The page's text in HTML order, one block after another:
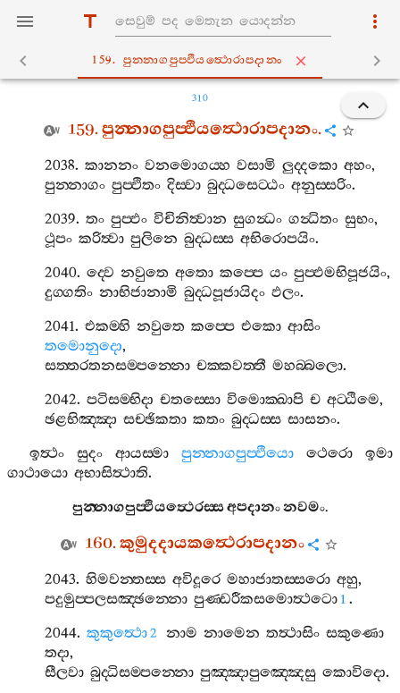
159. පුන‍්නාගපුප‍්ඵියත්‍ථොරාපදානං
310
159.පුන‍්නාගපුප‍්ඵියත්‍ථොරාපදානං.
2038.කානනං වනමොගය‍්හ වසාමි ලුද‍්දකො අහං,
පුන‍්නාගං පුප‍්ඵිතං දිස‍්වා බුද‍්ධසෙට‍්ඨං අනුස‍්සරිං.
2039.තං පුප‍්ඵං විචිනිත්‍වාන සුගන්‍ධං ගන්‍ධිතං සුභං,
ථූපං කරිත්‍වා පුලිනෙ බුද‍්ධස‍්ස අභිරොපයිං.
2040.ද‍්වෙ නවුතෙ අතො කප‍්පෙ යං පුප‍්ඵමභිපූජයිං,
දුග‍්ගතිං නාභිජානාමි බුද‍්ධපූජායිදං ඵලං.
2041.එකම‍්හි නවුතෙ කප‍්පෙ එකො ආසිං
තමොනුදො,
සත‍්තරතනසම‍්පන‍්නො චක‍්කවත‍්තී මහබ‍්බලො.
2042.පටිසම‍්භිදා චතස‍්සො විමොක‍්ඛාපි ච අට‍්ඨිමෙ,
ඡළභිඤ‍්ඤා සච‍්ඡිකතා කතං බුද‍්ධස‍්ස සාසනං.
ඉත්‍ථං
සුදං ආයස‍්මා පුන‍්නාගපුප‍්ඵියො ථෙරො
ඉමා
ගාථායො අභාසිත්‍ථාති.
පුන‍්නාගපුප‍්ඵියත්‍ථෙරස‍්සඅපදානංනවමං.
160.කුමුදදායකත්‍ථෙරාපදානං
2043.හිමවන‍්තස‍්ස අවිදූරෙ මහාජාතස‍්සරො අහු,
පදුමුප‍්පලසඤ‍්ඡන‍්නො පුණ‍්ඩරීකසමොත්‍ථටො 1 .
2044.කුකුත්‍ථො2 නාම නාමෙන තත්‍ථාසිං සකුණො
තදා,
සීලවා බුද‍්ධිසම‍්පන‍්නො පුඤ‍්ඤාපුඤ‍්ඤෙසු කොවිදො.